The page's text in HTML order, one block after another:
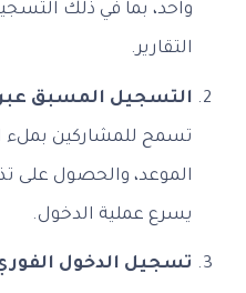
واحد، بما في ذلك
التقارير.
التسجيل المسبق عبر
تسمح للمشاركين بملء
يسرع عملية الدخول.
تسجيل الدخول